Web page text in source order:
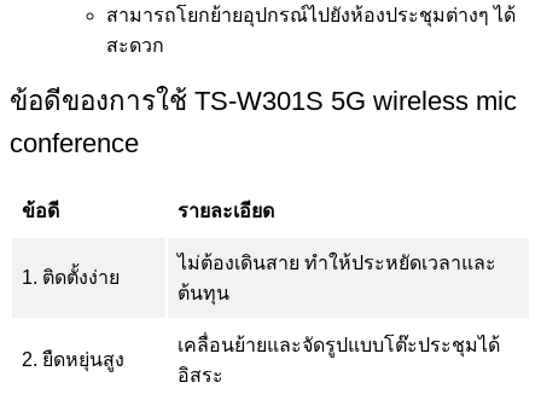
สามารถโยกย้ายอุปกรณ์ไปยังห้องประชุมต่างๆ ได้
สะดวก
ข้อดีของการใช้ TS-W301S 5G wireless mic
conference
ข้อดี รายละเอียด
1. ติดตั้งง่าย
ไม่ต้องเดินสาย ทำให้ประหยัดเวลาและ
ต้นทุน
2. ยืดหยุ่นสูง
เคลื่อนย้ายและจัดรูปแบบโต๊ะประชุมได้
อิสระ